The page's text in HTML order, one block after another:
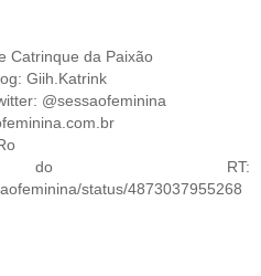
Catrinque da Paixão
Giih.Katrink
@sessaofeminina
RT:
status/4873037955268